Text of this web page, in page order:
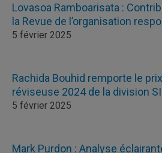
Lovasoa Ramboarisata :
la Revue de l’organisation
5 février 2025
Rachida Bouhid remporte le
réviseuse 2024 de la division
5 février 2025
Mark Purdon : Analyse